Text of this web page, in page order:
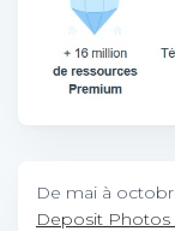
De mai à
Deposit Photos